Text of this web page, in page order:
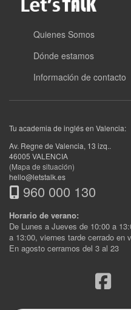
Quienes Somos
Dónde estamos
Información de contacto
Tu academia de inglés en Valencia:
Av. Regne de Valencia, 13 izq..
46005 VALENCIA
(Mapa de situación)
hello@letstalk.es
960 000 130
Horario de verano:
De Lunes a Jueves de 10:00 a
a 13:00, viernes tarde cerrado en
En agosto cerramos del 3 al 23